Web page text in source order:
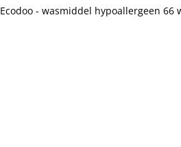
Ecodoo - wasmiddel hypoallergeen 66